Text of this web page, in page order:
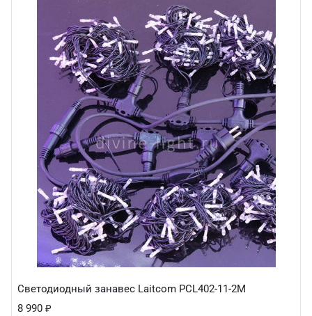
Светодиодный занавес Laitcom PCL402-11-2M
8 990 ₽